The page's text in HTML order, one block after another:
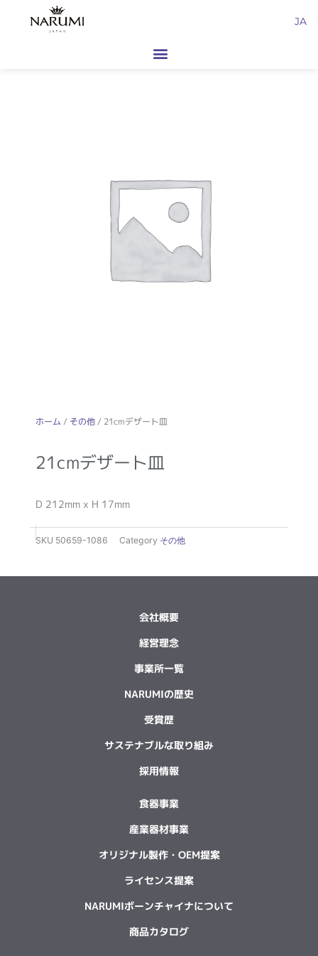
JA
ホーム / その他/ 21cmデザート皿
21cmデザート皿
D 212mm x H 17mm
SKU 50659-1086 Category その他
会社概要
経営理念
事業所一覧
NARUMIの歴史
受賞歴
サステナブルな取り組み
採用情報
食器事業
産業器材事業
オリジナル製作・OEM提案
ライセンス提案
NARUMIボーンチャイナについて
商品カタログ